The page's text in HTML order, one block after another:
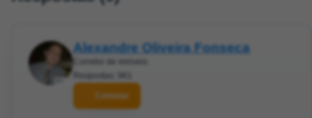
Alexandre Oliveira Fonseca
Contatar